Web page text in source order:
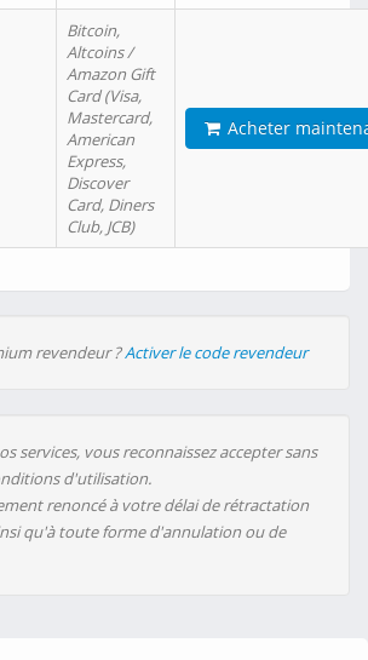
Bitcoin,
Altcoins /
Amazon Gift
Card (Visa,
Mastercard,
American
Express,
Discover
Card, Diners
Club, JCB)
Acheter
revendeur ?Activer le code revendeur
services, vous reconnaissez accepter sans
d'utilisation.
renoncé à votre délai de rétractation
qu'à toute forme d'annulation ou de